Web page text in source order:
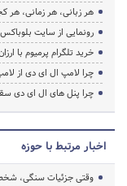
هر زبانی، هر زمانی، هر
رونمایی از سایت
خرید تلگرام پرمیوم با
چرا لامپ ال ای دی از
چرا پنل های ال ای دی
اخبار مرتبط با حوزه
وقتی جزئیات سنگی،